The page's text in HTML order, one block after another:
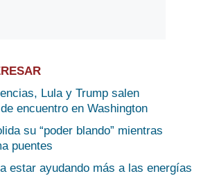
Lula y Trump salen
encuentro en Washington
su “poder blando” mientras
puentes
estar ayudando más a las energías